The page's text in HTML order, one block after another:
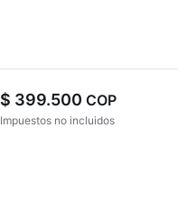
$ 399.500 COP
Impuestos no incluidos